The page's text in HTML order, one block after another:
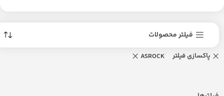
فیلتر محصولات
پاکسازی فیلتر ASROCK